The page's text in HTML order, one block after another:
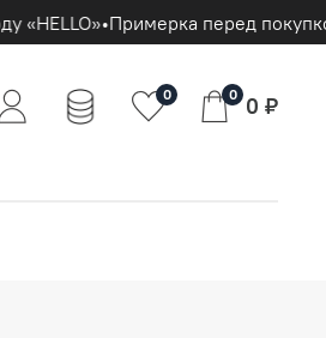
«HELLO»•Примерка перед
0 0 0 ₽